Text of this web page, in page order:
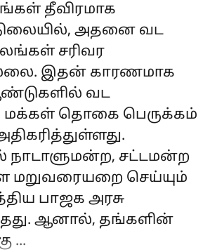
தீவிரமாக
அதனை வட
சரிவர
இதன் காரணமாக
வட
மக்கள் தொகை பெருக்கம்
நாடாளுமன்ற, சட்டமன்ற
மறுவரையறை செய்யும்
பாஜக அரசு
ஆனால், தங்களின்
...